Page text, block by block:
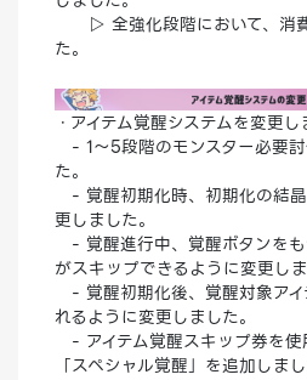
▷ 全強化段階において、消
た。
・アイテム覚醒システムを変更し
- 1～5段階のモンスター必要
た。
- 覚醒初期化時、初期化の結
更しました。
- 覚醒進行中、覚醒ボタンを
がスキップできるように変更しま
- 覚醒初期化後、覚醒対象ア
れるように変更しました。
- アイテム覚醒スキップ券を使
「スペシャル覚醒」を追加しまし